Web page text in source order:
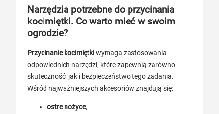
Narzędzia potrzebne do przycinania
kocimiętki. Co warto mieć w swoim
ogrodzie?
Przycinanie kocimiętkiwymaga zastosowania
odpowiednich narzędzi, które zapewnią zarówno
skuteczność, jak i bezpieczeństwo tego zadania.
Wśród najważniejszych akcesoriów znajdują się:
ostre nożyce,